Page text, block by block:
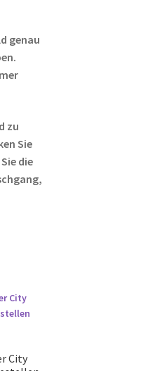
genau
zu
Sie
die
City